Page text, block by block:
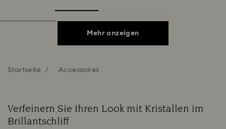
Mehr anzeigen
Startseite Accessoires
Verfeinern Sie Ihren Look mit Kristallen im
Brillantschliff